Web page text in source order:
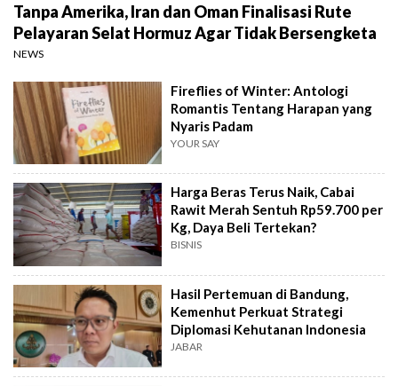
Tanpa Amerika, Iran dan Oman Finalisasi Rute
Pelayaran Selat Hormuz Agar Tidak Bersengketa
NEWS
Fireflies of Winter: Antologi
Romantis Tentang Harapan yang
Nyaris Padam
YOUR SAY
Harga Beras Terus Naik, Cabai
Rawit Merah Sentuh Rp59.700 per
Kg, Daya Beli Tertekan?
BISNIS
Hasil Pertemuan di Bandung,
Kemenhut Perkuat Strategi
Diplomasi Kehutanan Indonesia
JABAR